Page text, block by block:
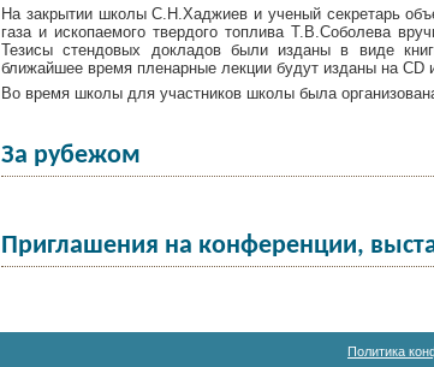
На закрытии школы С.Н.Хаджиев и ученый секретарь
газа и ископаемого твердого топлива Т.В.Соболева
Тезисы стендовых докладов были изданы в виде
ближайшее время пленарные лекции будут изданы на
Во время школы для участников школы была
За рубежом
Приглашения на конференции,
Политика